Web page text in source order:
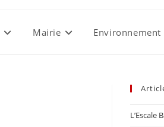
Mairie Environnement
L’Escale